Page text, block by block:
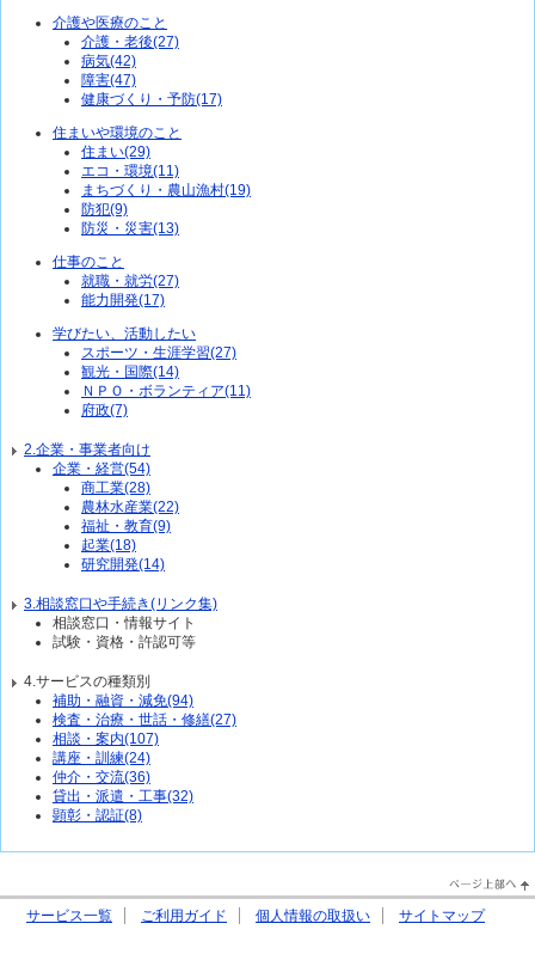
介護や医療のこと
介護・老後(27)
病気(42)
障害(47)
健康づくり・予防(17)
住まいや環境のこと
住まい(29)
エコ・環境(11)
まちづくり・農山漁村(19)
防犯(9)
防災・災害(13)
仕事のこと
就職・就労(27)
能力開発(17)
学びたい、活動したい
スポーツ・生涯学習(27)
観光・国際(14)
ＮＰＯ・ボランティア(11)
府政(7)
2.企業・事業者向け
企業・経営(54)
商工業(28)
農林水産業(22)
福祉・教育(9)
起業(18)
研究開発(14)
3.相談窓口や手続き(リンク集)
相談窓口・情報サイト
試験・資格・許認可等
4.サービスの種類別
補助・融資・減免(94)
検査・治療・世話・修繕(27)
相談・案内(107)
講座・訓練(24)
仲介・交流(36)
貸出・派遣・工事(32)
顕彰・認証(8)
PageTop↑
サービス一覧 ご利用ガイド 個人情報の取扱い サイトマップ